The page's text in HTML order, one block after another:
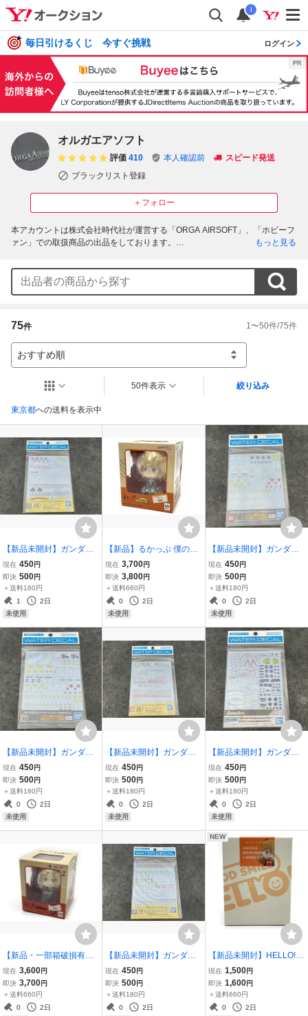
i
毎日引けるくじ 今すぐ挑戦 ログイン
オルガエアソフト
＋フォロー
評価 410 本人確認前
スピード発送
ブラックリスト登録
本アカウントは株式会社時代社が運営する「ORGA AIRSOFT」、「ホビーフ
ァン」での取扱商品の出品をしております。
16時以降にご決済完了となった場合は翌営業日での発送となります。予めご
了承ください。
ホビーファン楽天市場店
【営業日】平日11時～17時（土日祝日は休業日となります）
もっと見る
75件 1 〜50件/75件
おすすめ順
東京都への送料を表示中
50件表示 絞り込み
【新品未開封】ガンダム
デカールNo.39 HGUC 1/1
44 ジオン軍MS用4 ガンプ
ラ GUNDAM バンダイ BA
NDAI
現在 450円
即決 500円
＋送料180円
1
2日
未使用
【新品】るかっぷ 僕のヒ
ーローアカデミア 爆豪勝
己【再販】 フィギュア メ
ガハウス
現在 3,700円
即決 3,800円
＋送料660円
0
2日
未使用
【新品未開封】ガンダム
デカールNo.30 HGUC 1/1
44 地球連邦軍MS用1 ガン
プラ GUNDAM バンダイ
BANDAI
現在 450円
即決 500円
＋送料180円
0
2日
未使用
【新品未開封】ガンダム
デカールNo.29 HGUC 1/1
44 ジオン軍MS用2 ガンプ
ラ GUNDAM バンダイ BA
NDAI
現在 450円
即決 500円
＋送料180円
0
2日
未使用
【新品未開封】ガンダム
デカールNo.38 HGUC 1/1
44 ジオン軍MS用3 ガンプ
ラ GUNDAM バンダイ BA
NDAI
現在 450円
即決 500円
＋送料180円
0
2日
未使用
【新品未開封】ガンダム
デカールNo.139 機動戦士
Gundam GQuuuuuuX汎
用1 ガンプラ GUNDAM
ジークアクス バンダイ B
ANDAI
現在 450円
即決 500円
＋送料180円
0
2日
未使用
【新品・一部箱破損有
り】るかっぷ ハイキュ―!!
孤爪研磨【再販】 フィギ
ュア メガハウス こづめけ
んま
現在 3,600円
即決 3,700円
＋送料660円
0
2日
【新品未開封】ガンダム
デカールNo.37 HGUC 1/1
44 地球連邦軍MS用2 ガン
プラ GUNDAM バンダイ
BANDAI
現在 450円
即決 500円
＋送料180円
0
2日
NEW
【新品未開封】HELLO! G
OOD SMILE 式波・アス
カ・ラングレー フィギュ
ア ヱヴァンゲリヲン新劇
場版 EVANGELION グッ
現在 1,500円
即決 1,600円
＋送料660円
0
2日